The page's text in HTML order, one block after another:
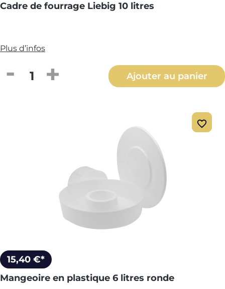
Cadre de fourrage Liebig 10 litres
Plus d’infos
Quantité de produit : Entrez la
Ajouter au panier
15,40 €*
Mangeoire en plastique 6 litres ronde